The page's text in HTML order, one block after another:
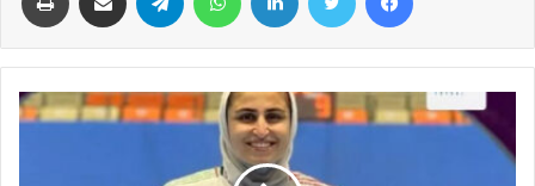
فشار زیادی بابت حضور تماشاگران به ما وارد و باعث شد بازی را واگذار
کنیم، سالن کاملاً پُر و فضای پرسروصدایی حاکم بود که باعث شد نتوانیم
از پس بازی بربیاییم.
وی پایین بودن سن بازیکنان تیم را دلیل شکست در مرحله پلی‌آف
تجربه کم بازی را واگذار کردیم. امیدوارم در دو بازی بعدی برنده شویم و